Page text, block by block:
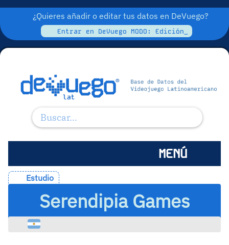
¿Quieres añadir o editar tus datos en DeVuego?
Entrar en DeVuego MODO: Edición_
MENÚ
Estudio
Serendipia Games